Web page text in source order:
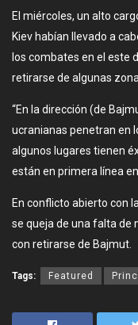
El miércoles, un alto
Kiev habían llevado a
los combates en el este
retirarse de algunas
“En la dirección (de
ucranianas penetran en
algunos lugares tienen
están en primera línea
En conflicto abierto con
se queja de una falta de
con retirarse de Bajmut.
Tags: Featured